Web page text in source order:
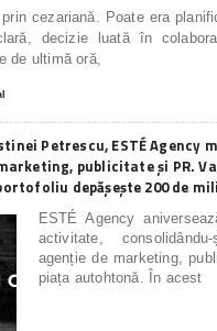
cezariană. Poate era
decizie luată în
de ultimă oră,
Petrescu, ESTÉ Agency
publicitate și PR.
depășește 200 de
ESTÉ Agency
activitate,
agenție de marketing,
piața autohtonă. În acest